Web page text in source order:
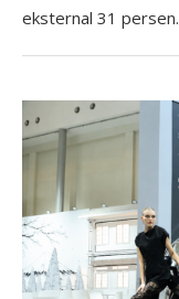
eksternal 31 persen.